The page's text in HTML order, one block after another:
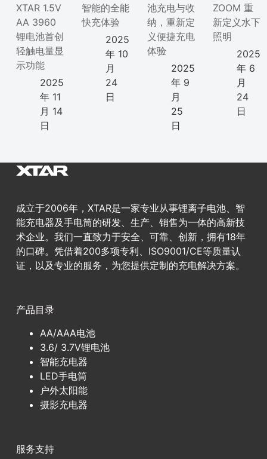
XTAR 1.5V
AA 3960
锂电池首创
轻触电量显
示功能
2025
年 11
月 14
日
智能的全能
快充体验
2025
年 10
月
24
日
池充电与收
纳，重新定
义便捷充电
体验
2025
年 9
月
25
日
ZOOM 重
新定义水下
照明
2025
年 6
月
24
日
成立于2006年，XTAR是一家专业从事锂离子电池、智
能充电器及手电筒的研发、生产、销售为一体的高新技
术企业。我们一直致力于安全、可靠、创新，拥有18年
的口碑。凭借着200多项专利、ISO9001/CE等质量认
证，以及专业的服务，为您提供定制的充电解决方案。
产品目录
AA/AAA电池
3.6/ 3.7V锂电池
智能充电器
LED手电筒
户外太阳能
摄影充电器
服务支持